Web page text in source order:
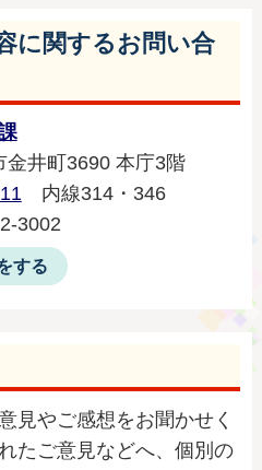
に関するお問い合
金井町3690 本庁3階
内線314・346
3002
する
見やご感想をお聞かせく
たご意見などへ、個別の